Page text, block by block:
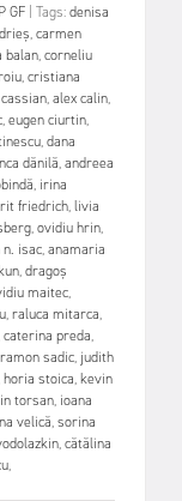
GF | Tags:denisa
,carmen
balan,corneliu
,cristiana
,alex calin,
,eugen ciurtin,
,dana
dănilă,andreea
, irina
friedrich,livia
,ovidiu hrin,
isac,anamaria
,dragoș
maitec,
,raluca mitarca,
caterina preda,
ramon sadic, judith
horia stoica,kevin
torsan, ioana
velică,sorina
,cătălina
,